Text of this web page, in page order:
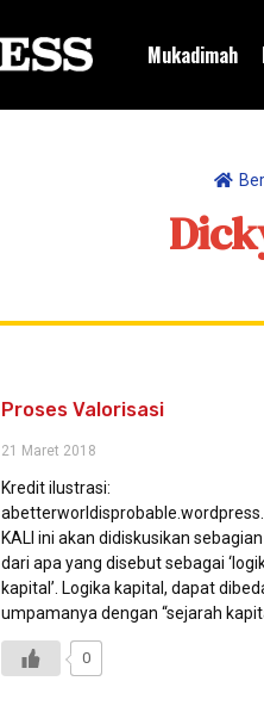
Mukadimah
Proses Valorisasi
21 Maret 2018
Kredit ilustrasi:
KALI ini akan didiskusikan
dari apa yang disebut sebagai
kapital’. Logika kapital, dapat
umpamanya dengan “sejarah
0